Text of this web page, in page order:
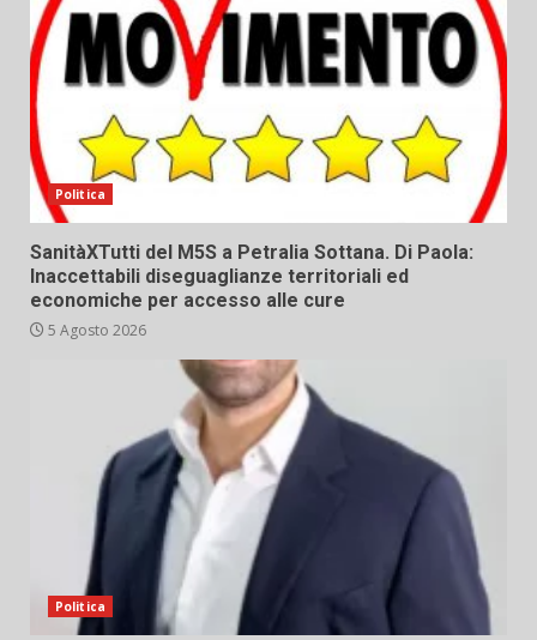
Politica
SanitàXTutti del M5S a Petralia Sottana. Di Paola:
Inaccettabili diseguaglianze territoriali ed
economiche per accesso alle cure
5 Agosto 2026
Politica